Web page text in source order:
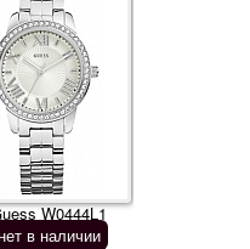
W0444L1
в наличии